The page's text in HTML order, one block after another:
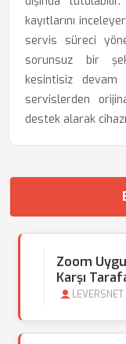
kayıtlarını
servis süreci
sorunsuz bir
kesintisiz
servislerden
destek alarak
Zoom
Karşı
LEVERSNET